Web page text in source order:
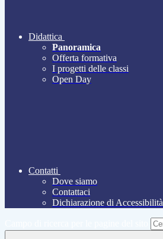
Didattica
Panoramica
Offerta formativa
I progetti delle classi
Open Day
Contatti
Dove siamo
Contattaci
Dichiarazione di Accessibilità